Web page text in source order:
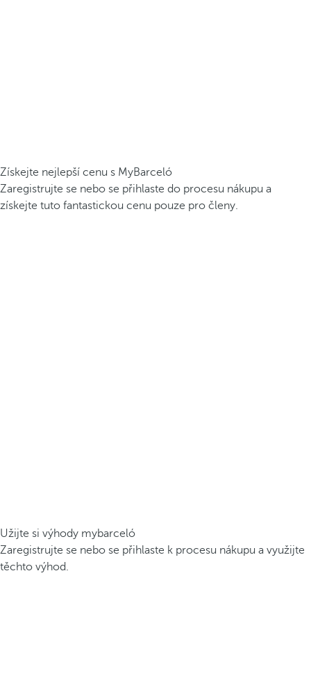
Získejte nejlepší cenu s MyBarceló
Zaregistrujte se nebo se přihlaste do procesu nákupu a
získejte tuto fantastickou cenu pouze pro členy.
Užijte si výhody mybarceló
Zaregistrujte se nebo se přihlaste k procesu nákupu a využijte
těchto výhod.